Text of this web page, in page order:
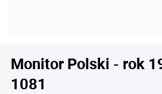
Monitor Polski - rok
1081